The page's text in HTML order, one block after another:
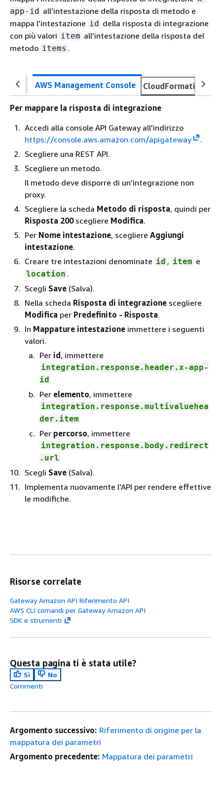
app-id all’intestazione della risposta di metodo e
mappa l’intestazione id della risposta di integrazione
con più valori item all’intestazione della risposta del
metodo items .
AWS Management Console CloudFormation
Per mappare la risposta di integrazione
Accedi alla console API Gateway all'indirizzo
https://console.aws.amazon.com/apigateway
.
Scegliere una REST API.
Scegliere un metodo.
Il metodo deve disporre di un’integrazione non
proxy.
Scegliere la scheda Metodo di risposta, quindi per
Risposta 200scegliere Modifica.
Per Nome intestazione, scegliere Aggiungi
intestazione.
Creare tre intestazioni denominate id , item e
location .
Scegli Save (Salva).
Nella scheda Risposta di integrazione scegliere
Modifica per Predefinito - Risposta.
In Mappature intestazione immettere i seguenti
valori.
Per id , immettere
integration.response.header.x-app-
id
Per elemento, immettere
integration.response.multivaluehea
der.item
Per percorso, immettere
integration.response.body.redirect
.url
Scegli Save (Salva).
Implementa nuovamente l'API per rendere effettive
le modifiche.
Risorse correlate
Gateway Amazon API Riferimento API
AWS CLI comandi per Gateway Amazon API
SDK e strumenti
Questa pagina ti è stata utile?
Sì
No
Commenti
Argomento successivo: Riferimento di origine per la
mappatura dei parametri
Argomento precedente: Mappatura dei parametri